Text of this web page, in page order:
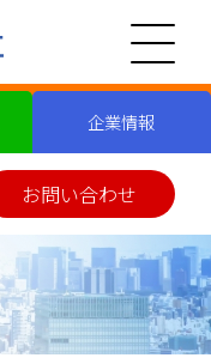
企業情報
お問い合わせ